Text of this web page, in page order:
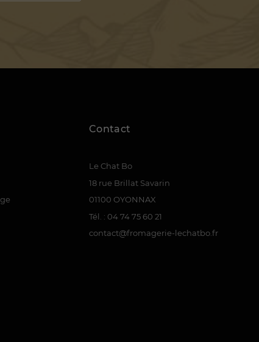
Contact
Le Chat Bo
18 rue Brillat Savarin
01100 OYONNAX
Tél. : 04 74 75 60 21
contact@fromagerie-lechatbo.fr